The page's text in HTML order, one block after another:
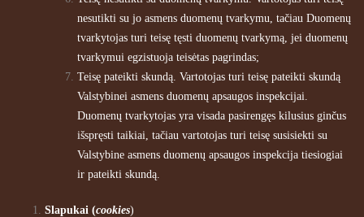
nesutikti su jo asmens duomenų tvarkymu, tačiau Duomenų
tvarkytojas turi teisę tęsti duomenų tvarkymą, jei duomenų
tvarkymui egzistuoja teisėtas pagrindas;
Teisę pateikti skundą. Vartotojas turi teisę pateikti skundą
Valstybinei asmens duomenų apsaugos inspekcijai.
Duomenų tvarkytojas yra visada pasirengęs kilusius ginčus
išspręsti taikiai, tačiau vartotojas turi teisę susisiekti su
Valstybine asmens duomenų apsaugos inspekcija tiesiogiai
ir pateikti skundą.
Slapukai (cookies)